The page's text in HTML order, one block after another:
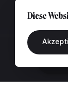
Diese